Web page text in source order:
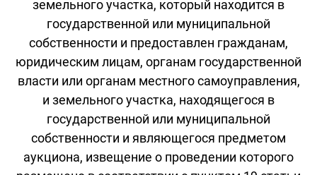
земельного участка, который находится в
государственной или муниципальной
собственности и предоставлен гражданам,
юридическим лицам, органам государственной
власти или органам местного самоуправления,
и земельного участка, находящегося в
государственной или муниципальной
собственности и являющегося предметом
аукциона, извещение о проведении которого